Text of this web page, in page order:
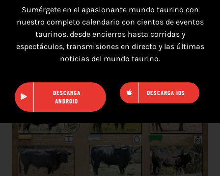
Sumérgete en el apasionante mundo taurino con
nuestro completo calendario con cientos de eventos
taurinos, desde encierros hasta corridas y
espectáculos, transmisiones en directo y las últimas
noticias del mundo taurino.
DESCARGA
ANDROID
DESCARGA IOS